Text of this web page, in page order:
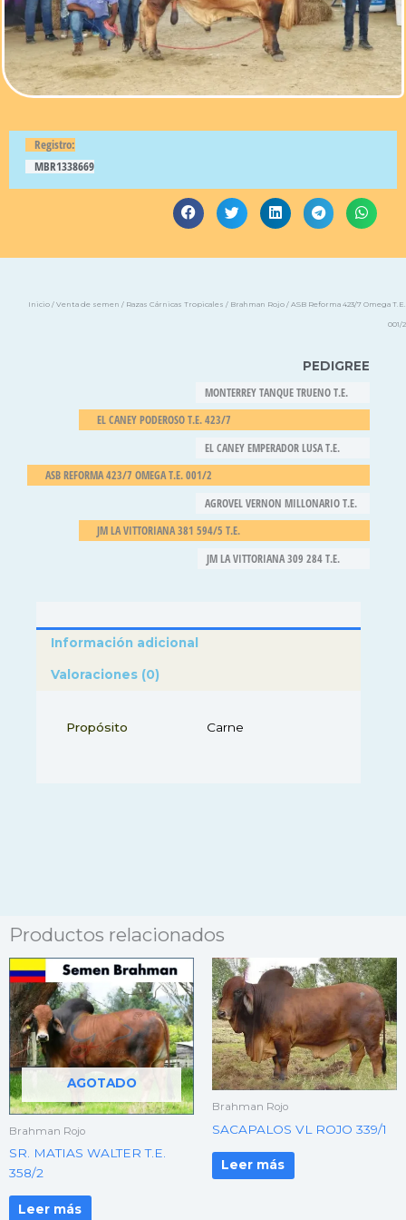
Registro:
MBR1338669
Inicio / Venta de semen / Razas Cárnicas Tropicales / Brahman Rojo / ASB Reforma 423/7 Omega T.E.
001/2
PEDIGREE
MONTERREY TANQUE TRUENO T.E.
EL CANEY PODEROSO T.E. 423/7
EL CANEY EMPERADOR LUSA T.E.
ASB REFORMA 423/7 OMEGA T.E. 001/2
AGROVEL VERNON MILLONARIO T.E.
JM LA VITTORIANA 381 594/5 T.E.
JM LA VITTORIANA 309 284 T.E.
Información adicional
Valoraciones (0)
Propósito Carne
Productos relacionados
AGOTADO
Brahman Rojo
SR. MATIAS WALTER T.E.
358/2
Leer más
Brahman Rojo
SACAPALOS VL ROJO 339/1
Leer más